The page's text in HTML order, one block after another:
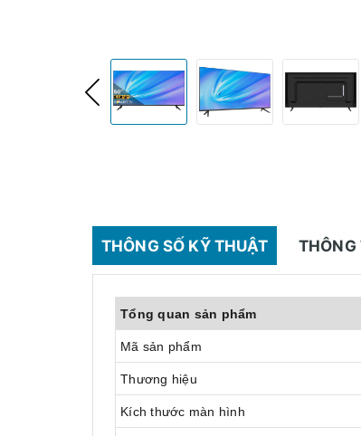
THÔNG SỐ KỸ THUẬT
Tổng quan sản phẩm
Mã sản phẩm
Thương hiệu
Kích thước màn hình